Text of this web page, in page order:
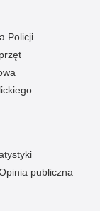
Policji
publiczna